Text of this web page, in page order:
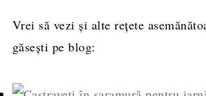
Vrei să vezi și alte rețete
găsești pe blog: